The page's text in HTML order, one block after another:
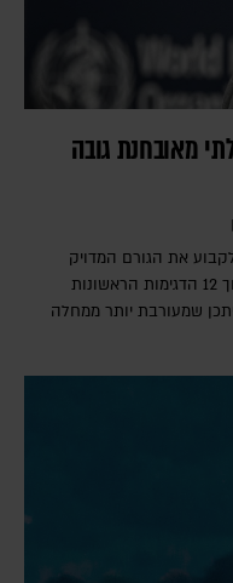
מאובחנת גובה
את הגורם המדויק
למחלה. מנכ"ל ארגון הבריאות העולמי: "מתוך 12 הדגימות הראשונות
כי ייתכן שמעורבת יותר ממחלה